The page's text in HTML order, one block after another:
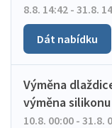
8.8. 14:42 - 31.8.
Dát nabídku
Výměna
výměna
10.8. 00:00 - 31.8.